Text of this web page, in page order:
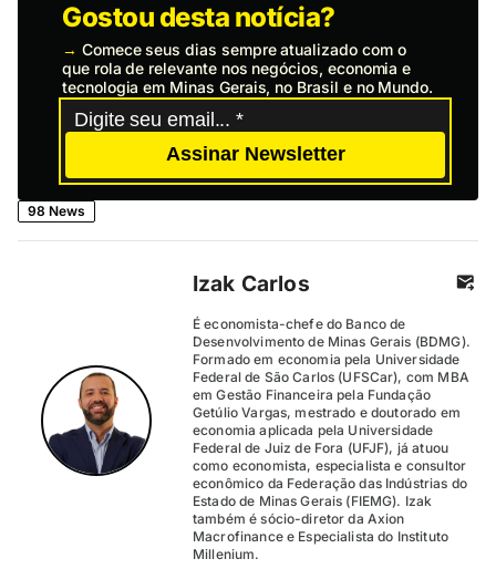
Gostou desta notícia?
→ Comece seus dias sempre atualizado com o
que rola de relevante nos negócios, economia e
tecnologia em Minas Gerais, no Brasil e no Mundo.
Assinar Newsletter
98 News
Izak Carlos
É economista-chefe do Banco de
Desenvolvimento de Minas Gerais (BDMG).
Formado em economia pela Universidade
Federal de São Carlos (UFSCar), com MBA
em Gestão Financeira pela Fundação
Getúlio Vargas, mestrado e doutorado em
economia aplicada pela Universidade
Federal de Juiz de Fora (UFJF), já atuou
como economista, especialista e consultor
econômico da Federação das Indústrias do
Estado de Minas Gerais (FIEMG). Izak
também é sócio-diretor da Axion
Macrofinance e Especialista do Instituto
Millenium.